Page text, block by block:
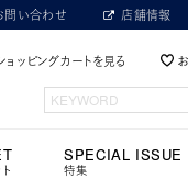
問い合わせ 店舗情報
ョッピングカートを見る
SPECIAL ISSUE
特集